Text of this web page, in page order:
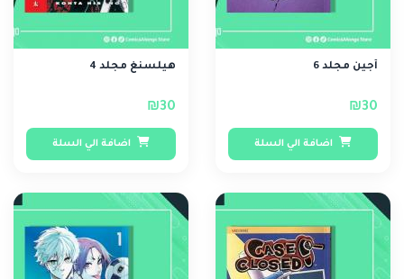
أجين مجلد 6
₪30
اضافة الي السلة
هيلسنغ مجلد 4
₪30
اضافة الي السلة